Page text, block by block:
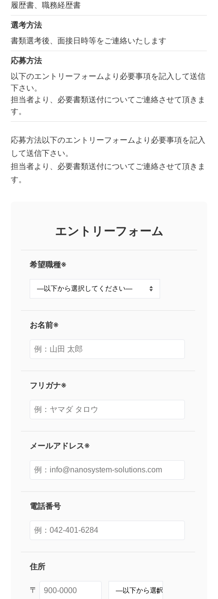
履歴書、職務経歴書
選考方法
書類選考後、面接日時等をご連絡いたします
応募方法
以下のエントリーフォームより必要事項を記入して送信
下さい。
担当者より、必要書類送付についてご連絡させて頂きま
す。
応募方法以下のエントリーフォームより必要事項を記入
して送信下さい。
担当者より、必要書類送付についてご連絡させて頂きま
す。
エントリーフォーム
希望職種※
お名前※
フリガナ※
メールアドレス※
電話番号
住所
〒